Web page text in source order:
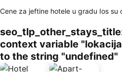
Cene za jeftine hotele u gradu Ios su
context variable
to the string "undefined"